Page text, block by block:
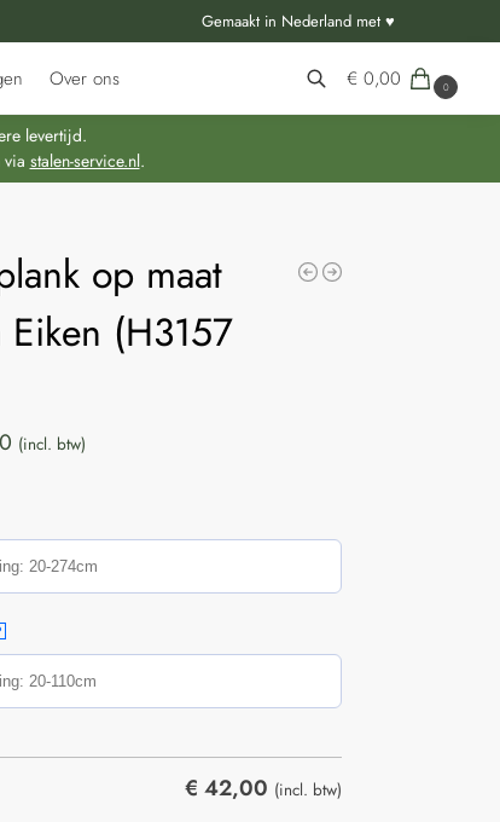
Gemaakt in Nederland met ♥
Over ons € 0,00 0
levertijd.
stalen-service.nl.
op maat
(H3157
(incl. btw)
€ 42,00 (incl. btw)